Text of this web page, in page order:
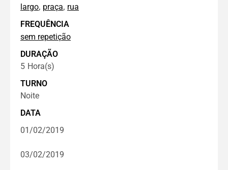
largo, praça, rua
FREQUÊNCIA
sem repetição
DURAÇÃO
5 Hora(s)
TURNO
Noite
DATA
01/02/2019
03/02/2019